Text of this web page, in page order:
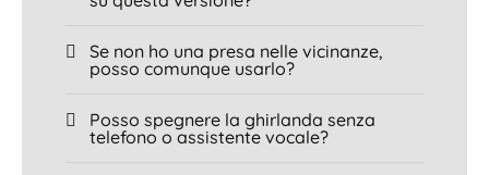
Se non ho una presa nelle vicinanze,
posso comunque usarlo?
Posso spegnere la ghirlanda senza
telefono o assistente vocale?